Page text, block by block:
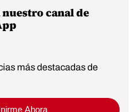
nuestro canal de
más destacadas de
Ahora